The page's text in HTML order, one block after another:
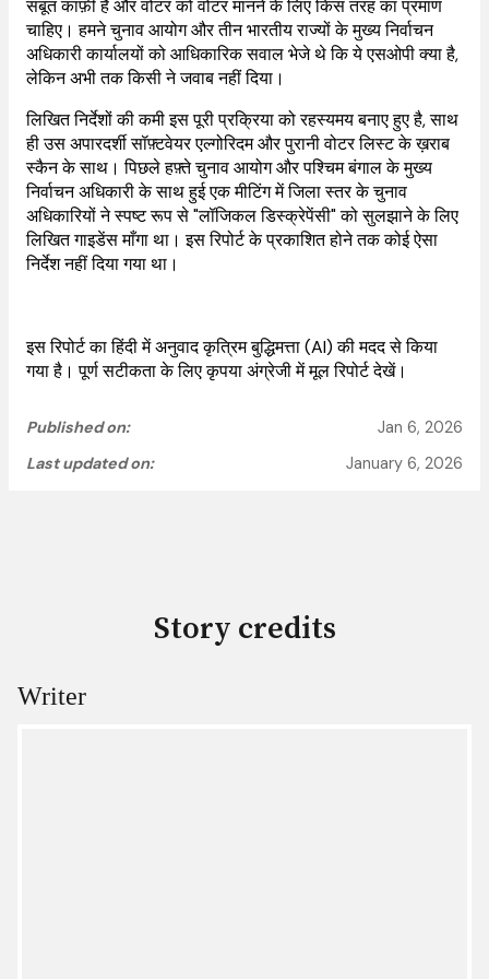
सबूत काफ़ी है और वोटर को वोटर मानने के लिए किस तरह का प्रमाण
चाहिए। हमने चुनाव आयोग और तीन भारतीय राज्यों के मुख्य निर्वाचन
अधिकारी कार्यालयों को आधिकारिक सवाल भेजे थे कि ये एसओपी क्या है,
लेकिन अभी तक किसी ने जवाब नहीं दिया।
लिखित निर्देशों की कमी इस पूरी प्रक्रिया को रहस्यमय बनाए हुए है, साथ
ही उस अपारदर्शी सॉफ़्टवेयर एल्गोरिदम और पुरानी वोटर लिस्ट के ख़राब
स्कैन के साथ। पिछले हफ़्ते चुनाव आयोग और पश्चिम बंगाल के मुख्य
निर्वाचन अधिकारी के साथ हुई एक मीटिंग में जिला स्तर के चुनाव
अधिकारियों ने स्पष्ट रूप से "लॉजिकल डिस्क्रेपेंसी" को सुलझाने के लिए
लिखित गाइडेंस माँगा था। इस रिपोर्ट के प्रकाशित होने तक कोई ऐसा
निर्देश नहीं दिया गया था।
इस रिपोर्ट का हिंदी में अनुवाद कृत्रिम बुद्धिमत्ता (AI) की मदद से किया
गया है। पूर्ण सटीकता के लिए कृपया अंग्रेजी में मूल रिपोर्ट देखें।
Published on:
Jan 6, 2026
Last updated on:
January 6, 2026
Story credits
Writer